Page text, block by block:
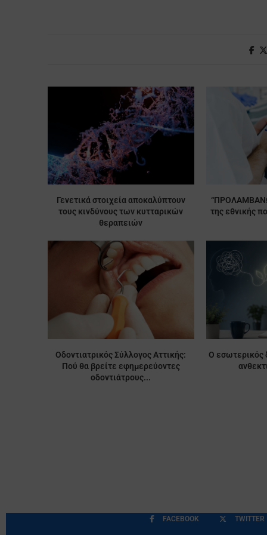
Γενετικά στοιχεία αποκαλύπτουν
τους κινδύνους των κυτταρικών
θεραπειών
της εθνικής
Οδοντιατρικός Σύλλογος Αττικής:
Πού θα βρείτε εφημερεύοντες
οδοντιάτρους...
Ο εσωτερικός
FACEBOOK TWITTER